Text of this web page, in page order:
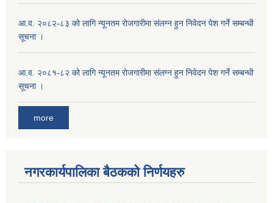
आ.व. २०८२-८३ को लागि न्यूनतम रोजगारीमा संलग्न हुन निवेदन पेश गर्ने सम्बन्धी
सूचना ।
आ.व. २०८१-८२ को लागि न्यूनतम रोजगारीमा संलग्न हुन निवेदन पेश गर्ने सम्बन्धी
सूचना ।
more
नगरकार्यपालिका बैठकको निर्णयहरु